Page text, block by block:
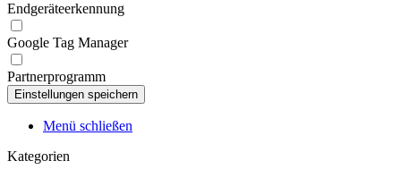
Endgeräteerkennung
Google Tag Manager
Partnerprogramm
Menü schließen
Kategorien